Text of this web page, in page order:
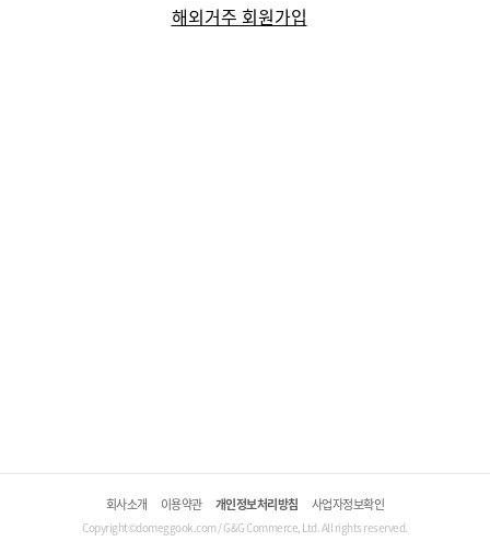
해외거주 회원가입
회사소개 이용약관 개인정보처리방침 사업자정보확인
Copyright©domeggook.com / G&G Commerce, Ltd. All rights reserved.